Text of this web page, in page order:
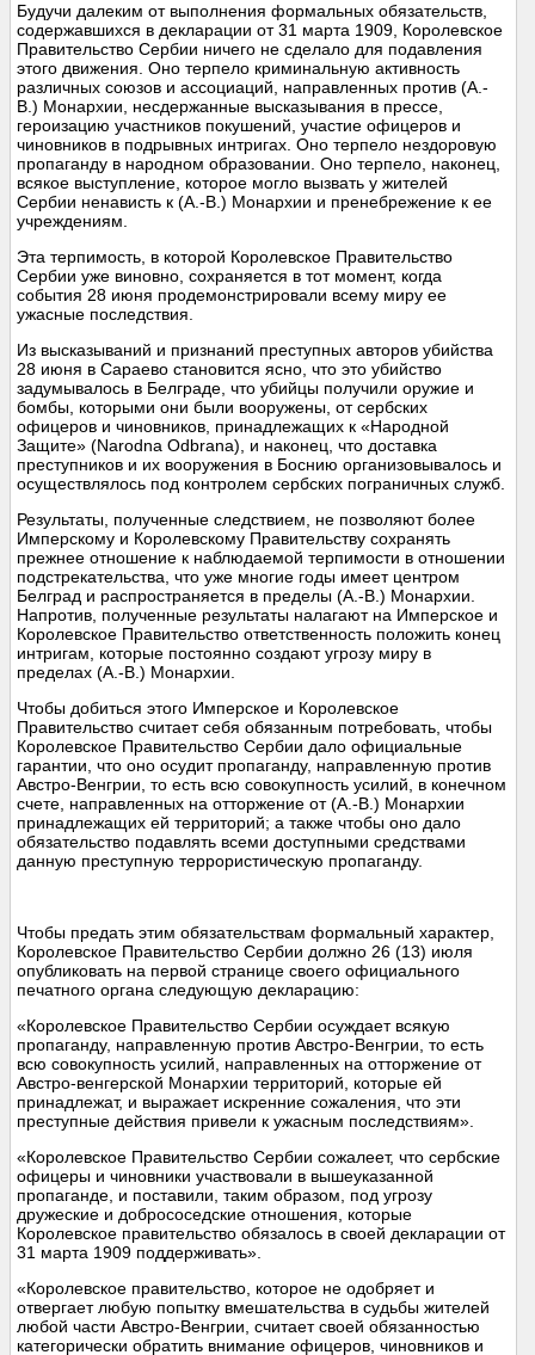
Будучи далеким от выполнения формальных обязательств,
содержавшихся в декларации от 31 марта 1909, Королевское
Правительство Сербии ничего не сделало для подавления
этого движения. Оно терпело криминальную активность
различных союзов и ассоциаций, направленных против (А.-
В.) Монархии, несдержанные высказывания в прессе,
героизацию участников покушений, участие офицеров и
чиновников в подрывных интригах. Оно терпело нездоровую
пропаганду в народном образовании. Оно терпело, наконец,
всякое выступление, которое могло вызвать у жителей
Сербии ненависть к (А.-В.) Монархии и пренебрежение к ее
учреждениям.
Эта терпимость, в которой Королевское Правительство
Сербии уже виновно, сохраняется в тот момент, когда
события 28 июня продемонстрировали всему миру ее
ужасные последствия.
Из высказываний и признаний преступных авторов убийства
28 июня в Сараево становится ясно, что это убийство
задумывалось в Белграде, что убийцы получили оружие и
бомбы, которыми они были вооружены, от сербских
офицеров и чиновников, принадлежащих к «Народной
Защите» (Narodna Odbrana), и наконец, что доставка
преступников и их вооружения в Боснию организовывалось и
осуществлялось под контролем сербских пограничных служб.
Результаты, полученные следствием, не позволяют более
Имперскому и Королевскому Правительству сохранять
прежнее отношение к наблюдаемой терпимости в отношении
подстрекательства, что уже многие годы имеет центром
Белград и распространяется в пределы (А.-В.) Монархии.
Напротив, полученные результаты налагают на Имперское и
Королевское Правительство ответственность положить конец
интригам, которые постоянно создают угрозу миру в
пределах (А.-В.) Монархии.
Чтобы добиться этого Имперское и Королевское
Правительство считает себя обязанным потребовать, чтобы
Королевское Правительство Сербии дало официальные
гарантии, что оно осудит пропаганду, направленную против
Австро-Венгрии, то есть всю совокупность усилий, в конечном
счете, направленных на отторжение от (А.-В.) Монархии
принадлежащих ей территорий; а также чтобы оно дало
обязательство подавлять всеми доступными средствами
данную преступную террористическую пропаганду.
Чтобы предать этим обязательствам формальный характер,
Королевское Правительство Сербии должно 26 (13) июля
опубликовать на первой странице своего официального
печатного органа следующую декларацию:
«Королевское Правительство Сербии осуждает всякую
пропаганду, направленную против Австро-Венгрии, то есть
всю совокупность усилий, направленных на отторжение от
Австро-венгерской Монархии территорий, которые ей
принадлежат, и выражает искренние сожаления, что эти
преступные действия привели к ужасным последствиям».
«Королевское Правительство Сербии сожалеет, что сербские
офицеры и чиновники участвовали в вышеуказанной
пропаганде, и поставили, таким образом, под угрозу
дружеские и добрососедские отношения, которые
Королевское правительство обязалось в своей декларации от
31 марта 1909 поддерживать».
«Королевское правительство, которое не одобряет и
отвергает любую попытку вмешательства в судьбы жителей
любой части Австро-Венгрии, считает своей обязанностью
категорически обратить внимание офицеров, чиновников и